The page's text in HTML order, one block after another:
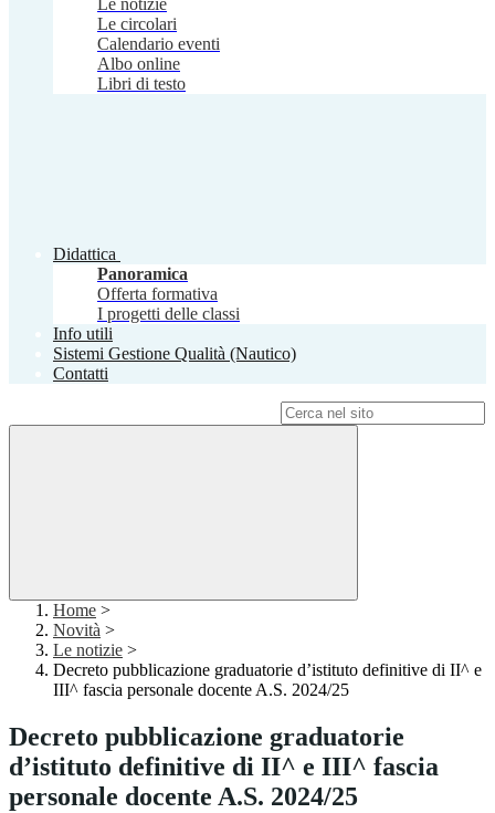
Le notizie
Le circolari
Calendario eventi
Albo online
Libri di testo
Didattica
Panoramica
Offerta formativa
I progetti delle classi
Info utili
Sistemi Gestione Qualità (Nautico)
Contatti
Home >
Novità >
Le notizie >
Decreto pubblicazione graduatorie d’istituto definitive di II^ e
III^ fascia personale docente A.S. 2024/25
Decreto pubblicazione graduatorie
d’istituto definitive di II^ e III^ fascia
personale docente A.S. 2024/25